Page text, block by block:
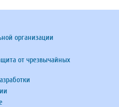
организации
от чрезвычайных